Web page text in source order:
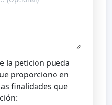
la petición pueda
proporciono en
finalidades que